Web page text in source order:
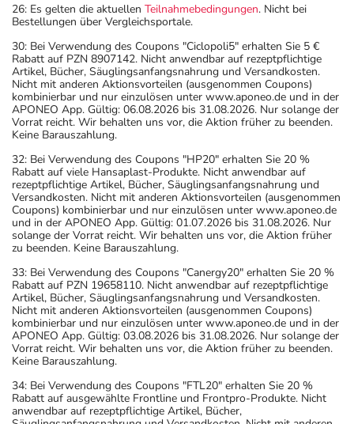
26: Es gelten die aktuellen Teilnahmebedingungen. Nicht bei
Bestellungen über Vergleichsportale.
30: Bei Verwendung des Coupons "Ciclopoli5" erhalten Sie 5 €
Rabatt auf PZN 8907142. Nicht anwendbar auf rezeptpflichtige
Artikel, Bücher, Säuglingsanfangsnahrung und Versandkosten.
Nicht mit anderen Aktionsvorteilen (ausgenommen Coupons)
kombinierbar und nur einzulösen unter www.aponeo.de und in der
APONEO App. Gültig: 06.08.2026 bis 31.08.2026. Nur solange der
Vorrat reicht. Wir behalten uns vor, die Aktion früher zu beenden.
Keine Barauszahlung.
32: Bei Verwendung des Coupons "HP20" erhalten Sie 20 %
Rabatt auf viele Hansaplast-Produkte. Nicht anwendbar auf
rezeptpflichtige Artikel, Bücher, Säuglingsanfangsnahrung und
Versandkosten. Nicht mit anderen Aktionsvorteilen (ausgenommen
Coupons) kombinierbar und nur einzulösen unter www.aponeo.de
und in der APONEO App. Gültig: 01.07.2026 bis 31.08.2026. Nur
solange der Vorrat reicht. Wir behalten uns vor, die Aktion früher
zu beenden. Keine Barauszahlung.
33: Bei Verwendung des Coupons "Canergy20" erhalten Sie 20 %
Rabatt auf PZN 19658110. Nicht anwendbar auf rezeptpflichtige
Artikel, Bücher, Säuglingsanfangsnahrung und Versandkosten.
Nicht mit anderen Aktionsvorteilen (ausgenommen Coupons)
kombinierbar und nur einzulösen unter www.aponeo.de und in der
APONEO App. Gültig: 03.08.2026 bis 31.08.2026. Nur solange der
Vorrat reicht. Wir behalten uns vor, die Aktion früher zu beenden.
Keine Barauszahlung.
34: Bei Verwendung des Coupons "FTL20" erhalten Sie 20 %
Rabatt auf ausgewählte Frontline und Frontpro-Produkte. Nicht
anwendbar auf rezeptpflichtige Artikel, Bücher,